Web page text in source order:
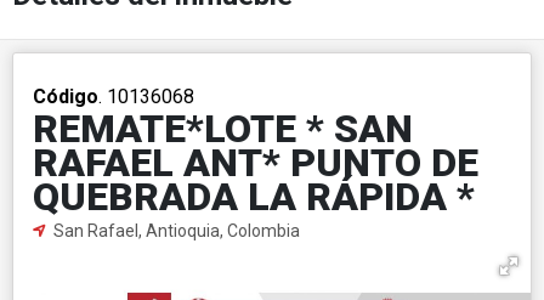
Código. 10136068
REMATE*LOTE * SAN
RAFAEL ANT* PUNTO DE
QUEBRADA LA RÁPIDA *
San Rafael, Antioquia, Colombia